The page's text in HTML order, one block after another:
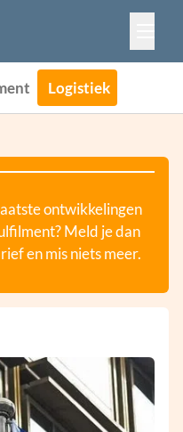
Logistiek
ontwikkelingen
Meld je dan
en mis niets meer.